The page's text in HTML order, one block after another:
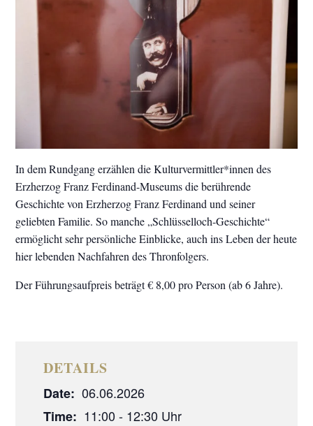
In dem Rundgang erzählen die Kulturvermittler*innen des
Erzherzog Franz Ferdinand-Museums die berührende
Geschichte von Erzherzog Franz Ferdinand und seiner
geliebten Familie. So manche „Schlüsselloch-Geschichte“
ermöglicht sehr persönliche Einblicke, auch ins Leben der heute
hier lebenden Nachfahren des Thronfolgers.
Der Führungsaufpreis beträgt € 8,00 pro Person (ab 6 Jahre).
DETAILS
Date: 06.06.2026
Time: 11:00 - 12:30